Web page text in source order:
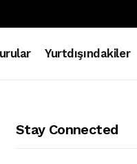
Yurtdışındakiler
Stay Connected